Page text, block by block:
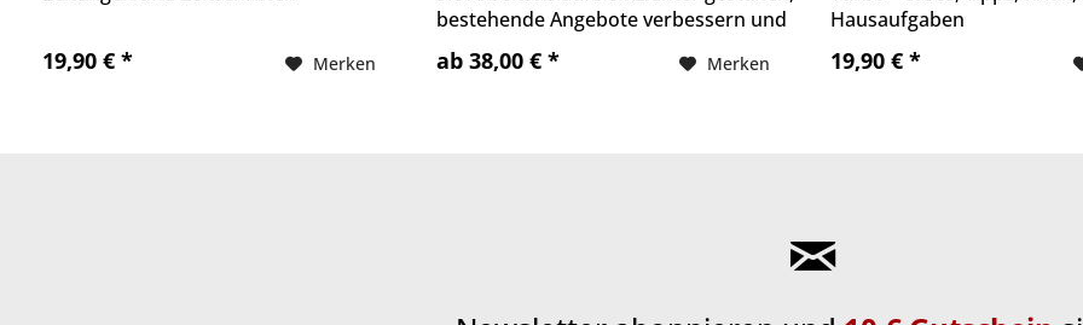
19,90 € * Merken
bestehende Angebote verbessern und
neue entwickeln.
ab 38,00 € * Merken
Hausaufgaben
19,90 € *